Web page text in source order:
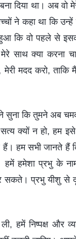
दिया था। अब
ने कहा था कि उन्हें
हुआ कि वो पहले से
मेरे साथ क्या
मेरी मदद करो,
सुना कि तुमने अब
सत्य क्यों न हो, हम
हैं। हम सभी जानते
हमें हमेशा प्रभु के
सकते। प्रभु यीशु से
हमें निष्पक्ष और